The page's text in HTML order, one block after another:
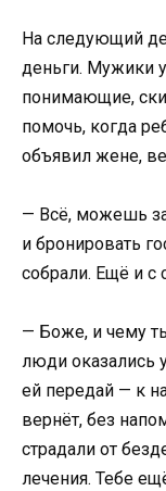
На следующий
деньги. Мужики у
понимающие,
помочь, когда
объявил жене,
— Всё, можешь
и бронировать
собрали. Ещё и с
— Боже, и чему
люди оказались
ей передай — к
вернёт, без
страдали от
лечения. Тебе